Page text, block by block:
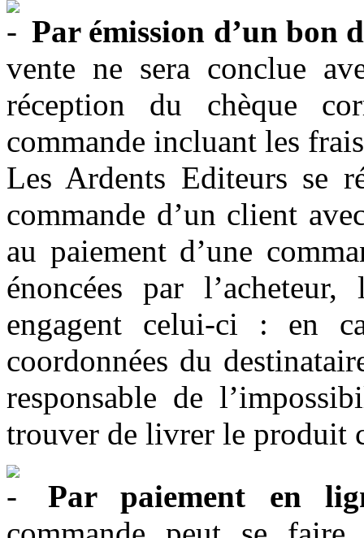
Par émission d’un bon
vente ne sera conclue
réception du chèque
commande incluant les
Les Ardents Editeurs se
commande d’un client
au paiement d’une
énoncées par
engagent celui-ci : en
coordonnées du
responsable de
trouver de livrer le produit
Par paiement en